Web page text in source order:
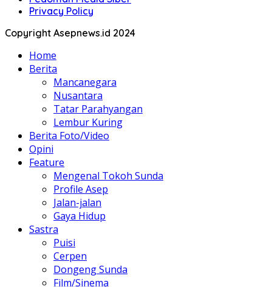
Privacy Policy
Copyright Asepnews.id 2024
Home
Berita
Mancanegara
Nusantara
Tatar Parahyangan
Lembur Kuring
Berita Foto/Video
Opini
Feature
Mengenal Tokoh Sunda
Profile Asep
Jalan-jalan
Gaya Hidup
Sastra
Puisi
Cerpen
Dongeng Sunda
Film/Sinema